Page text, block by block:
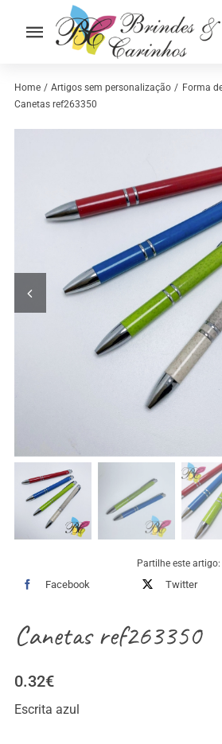
Toggle
Home
Categorias
Home Artigos sem personalização
Forma
Canetas ref263350
Partilhe este artigo:
Facebook Twitter
Canetas ref263350
0.32€
Escrita azul